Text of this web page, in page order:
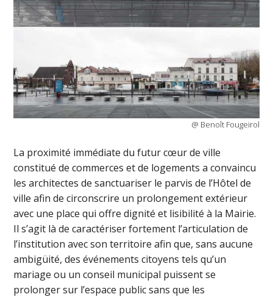
@ Benoît Fougeirol
La proximité immédiate du futur cœur de ville
constitué de commerces et de logements a convaincu
les architectes de sanctuariser le parvis de l’Hôtel de
ville afin de circonscrire un prolongement extérieur
avec une place qui offre dignité et lisibilité à la Mairie.
Il s’agit là de caractériser fortement l’articulation de
l’institution avec son territoire afin que, sans aucune
ambigüité, des événements citoyens tels qu’un
mariage ou un conseil municipal puissent se
prolonger sur l’espace public sans que les